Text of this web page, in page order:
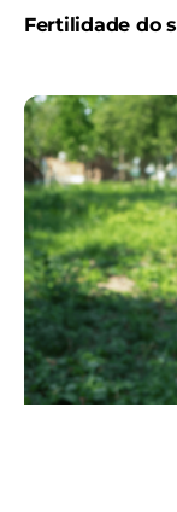
Fertilidade do